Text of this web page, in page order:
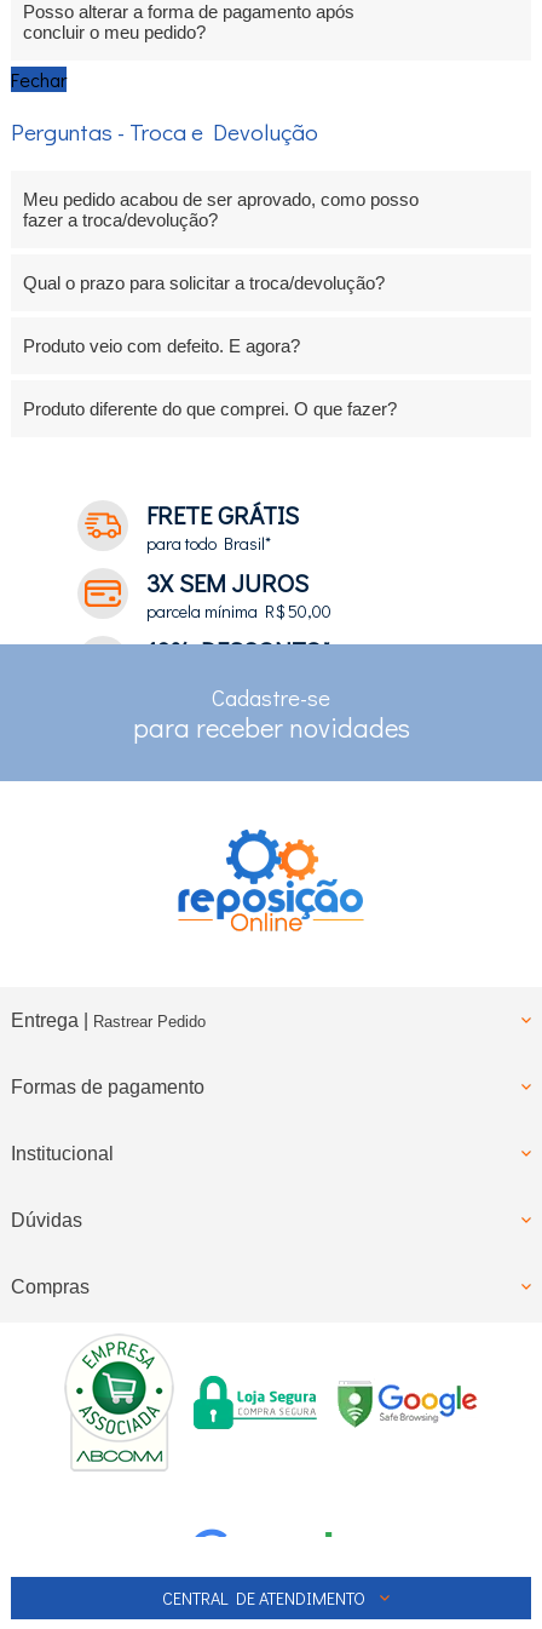
Posso alterar a forma de pagamento após
concluir o meu pedido?
Fechar
Perguntas - Troca e Devolução
Meu pedido acabou de ser aprovado, como posso
fazer a troca/devolução?
Qual o prazo para solicitar a troca/devolução?
Produto veio com defeito. E agora?
Produto diferente do que comprei. O que fazer?
FRETE GRÁTIS
para todo Brasil*
3X SEM JUROS
parcela mínima R$ 50,00
10% DESCONTO*
RASTREAMENTO
Cadastre-se
para receber novidades
Entrega | Rastrear Pedido
Formas de pagamento
Institucional
Dúvidas
Compras
CENTRAL DE ATENDIMENTO